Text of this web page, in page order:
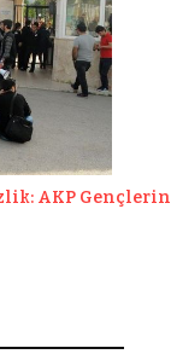
AKP Gençlerin